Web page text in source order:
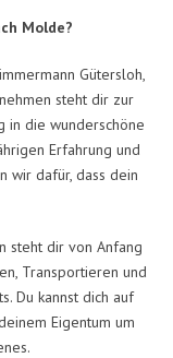
Molde?
Gütersloh,
steht dir zur
in die wunderschöne
Erfahrung und
wir dafür, dass dein
steht dir von Anfang
Transportieren und
Du kannst dich auf
Eigentum um